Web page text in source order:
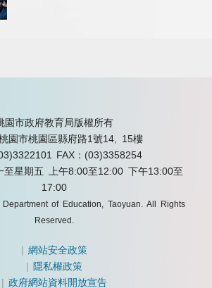
園市政府教育局版權所有
園市桃園區縣府路1號14, 15樓
FAX：(03)3358254
至星期五 上午8:00至12:00 下午13:00至
17:00
of Education, Taoyuan. All Rights
Reserved.
|網站安全政策
| 隱私權政策
|政府網站資料開放宣告